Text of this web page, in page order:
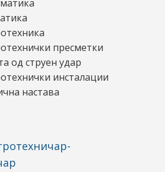
пресметки
од струен удар
инсталации
настава